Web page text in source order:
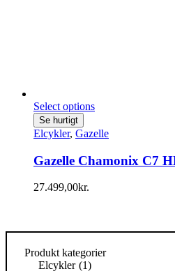
Select options
Se hurtigt
Elcykler, Gazelle
Gazelle Chamonix C7
27.499,00kr.
Produkt kategorier
Elcykler (1)